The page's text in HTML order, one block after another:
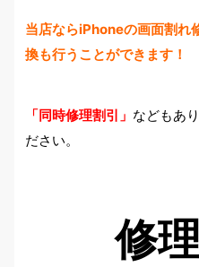
当店ならiPhoneの画面割れ
換も行うことができます！
「同時修理割引」 などもあ
ださい。
修